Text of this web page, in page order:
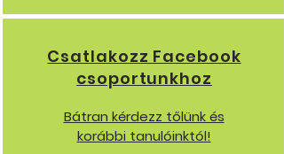
Csatlakozz Facebook
csoportunkhoz
Bátran kérdezz tőlünk és
korábbi tanulóinktól!